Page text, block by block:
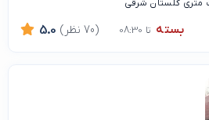
متری گلستان شرقی
بسته تا 08:30 5.0 (70 نظر)